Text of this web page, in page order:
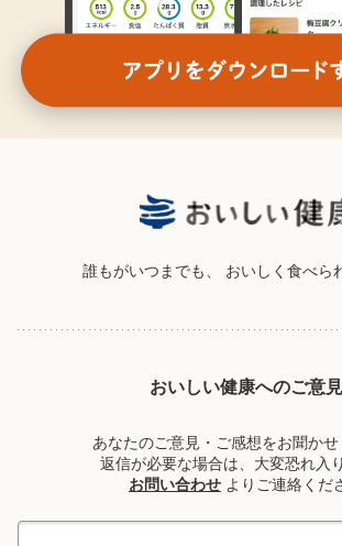
誰もがいつまでも、 おいしく食べら
おいしい健康へのご意見
あなたのご意見・ご感想をお聞か
返信が必要な場合は、大変恐れ入
お問い合わせ よりご連絡くだ